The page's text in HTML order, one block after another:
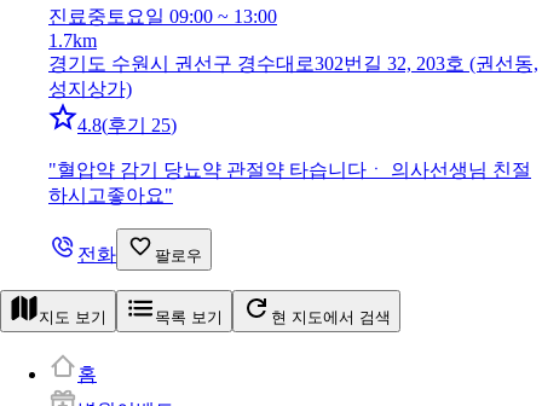
진료중토요일 09:00 ~ 13:00
1.7km
경기도 수원시 권선구 경수대로302번길 32, 203호 (권선동,
성지상가)
4.8(후기 25)
"혈압약 감기 당뇨약 관절약 타습니다ㆍ 의사선생님 친절
하시고좋아요"
전화 팔로우
지도 보기 목록 보기 현 지도에서 검색
홈